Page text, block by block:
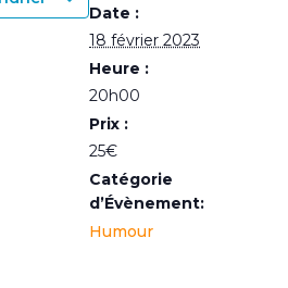
Date :
18 février 2023
Heure :
20h00
Prix :
25€
Catégorie
d’Évènement:
Humour